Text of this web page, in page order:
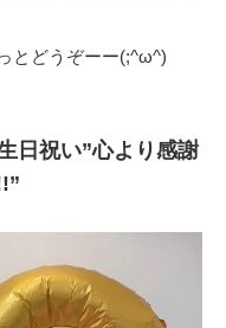
どうぞーー(;^ω^)
日祝い”心より感謝